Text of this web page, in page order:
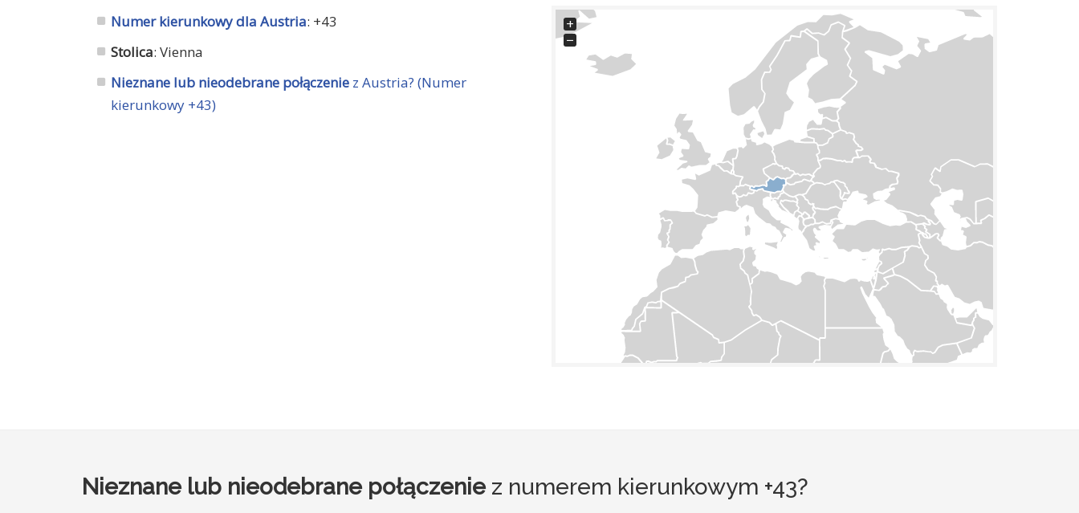
Numer kierunkowy dla Austria: +43
Stolica: Vienna
Nieznane lub nieodebrane połączenie z Austria? (Numer
kierunkowy +43)
+
−
Nieznane lub nieodebrane połączeniez numerem kierunkowym +43?